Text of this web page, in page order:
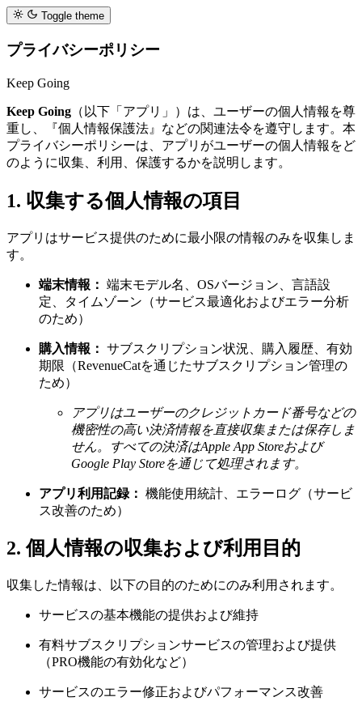
Toggle theme
プライバシーポリシー
Keep Going
Keep Going （以下「アプリ」）は、ユーザーの個人情報を尊
重し、『個人情報保護法』などの関連法令を遵守します。本
プライバシーポリシーは、アプリがユーザーの個人情報をど
のように収集、利用、保護するかを説明します。
1. 収集する個人情報の項目
アプリはサービス提供のために最小限の情報のみを収集しま
す。
端末情報： 端末モデル名、OSバージョン、言語設
定、タイムゾーン（サービス最適化およびエラー分析
のため）
購入情報： サブスクリプション状況、購入履歴、有効
期限（RevenueCatを通じたサブスクリプション管理の
ため）
アプリはユーザーのクレジットカード番号などの
機密性の高い決済情報を直接収集または保存しま
せん。すべての決済はApple App Storeおよび
Google Play Storeを通じて処理されます。
アプリ利用記録： 機能使用統計、エラーログ（サービ
ス改善のため）
2. 個人情報の収集および利用目的
収集した情報は、以下の目的のためにのみ利用されます。
サービスの基本機能の提供および維持
有料サブスクリプションサービスの管理および提供
（PRO機能の有効化など）
サービスのエラー修正およびパフォーマンス改善